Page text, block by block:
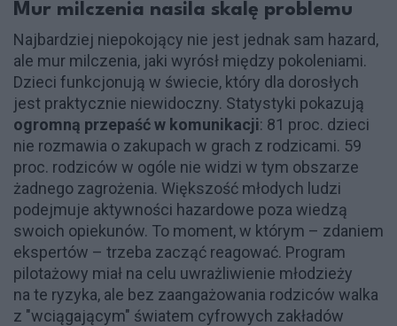
Mur milczenia nasila skalę problemu
Najbardziej niepokojący nie jest jednak sam hazard,
ale mur milczenia, jaki wyrósł między pokoleniami.
Dzieci funkcjonują w świecie, który dla dorosłych
jest praktycznie niewidoczny. Statystyki pokazują
ogromną przepaść w komunikacji: 81 proc. dzieci
nie rozmawia o zakupach w grach z rodzicami. 59
proc. rodziców w ogóle nie widzi w tym obszarze
żadnego zagrożenia. Większość młodych ludzi
podejmuje aktywności hazardowe poza wiedzą
swoich opiekunów. To moment, w którym – zdaniem
ekspertów – trzeba zacząć reagować. Program
pilotażowy miał na celu uwrażliwienie młodzieży
na te ryzyka, ale bez zaangażowania rodziców walka
z "wciągającym" światem cyfrowych zakładów